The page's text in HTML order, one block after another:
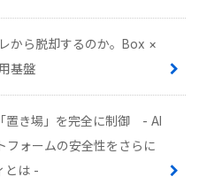
から脱却するのか。Box ×
基盤
置き場」を完全に制御 - AI
ォームの安全性をさらに
とは -